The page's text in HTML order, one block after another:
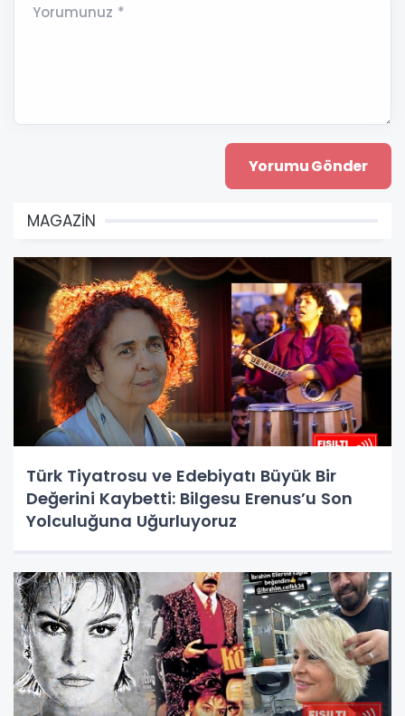
Yorumunuz *
MAGAZİN
Türk Tiyatrosu ve Edebiyatı Büyük Bir
Değerini Kaybetti: Bilgesu Erenus’u Son
Yolculuğuna Uğurluyoruz